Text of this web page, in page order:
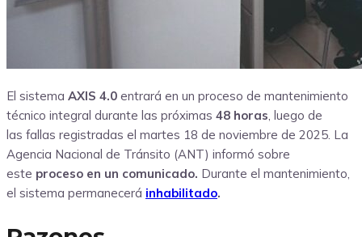
El sistema AXIS 4.0 entrará en un proceso de mantenimiento
técnico integral durante las próximas 48 horas, luego de
las fallas registradas el martes 18 de noviembre de 2025. La
Agencia Nacional de Tránsito (ANT) informó sobre
este proceso en un comunicado. Durante el mantenimiento,
el sistema permanecerá inhabilitado.